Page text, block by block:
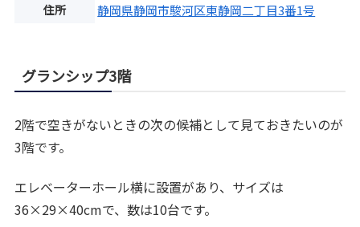
住所 静岡県静岡市駿河区東静岡二丁目3番1号
グランシップ3階
2階で空きがないときの次の候補として見ておきたいのが
3階です。
エレベーターホール横に設置があり、サイズは
36×29×40cmで、数は10台です。